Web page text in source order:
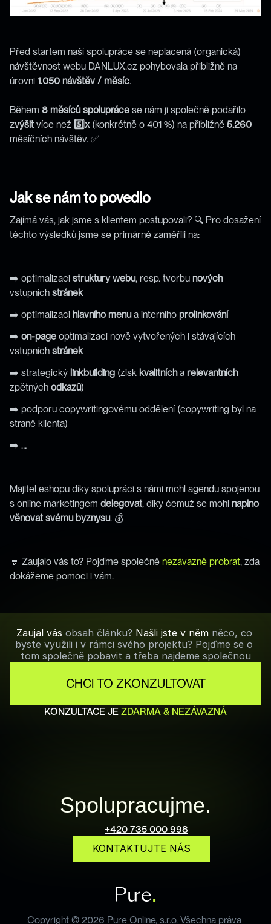
Před startem naší spolupráce se neplacená (organická)
návštěvnost webu DANLUX.cz pohybovala přibližně na
úrovni 1.050 návštěv / měsíc.
Během 8 měsíců spolupráce
zvýšit více než 5️⃣x (konkrétně o 401 %) na přibližně 5.260
měsíčních návštěv. ✅
Jak se nám to povedlo
Zajímá vás, jak jsme s klientem postupovali? 🔍 Pro dosažení
těchto výsledků jsme se primárně zaměřili na:
➡️ optimalizaci struktury webu, resp. tvorbu nových
vstupních stránek
➡️ optimalizaci hlavního menu a interního prolinkování
➡️ on-page optimalizaci nově vytvořených i stávajících
vstupních stránek
➡️ strategický linkbuilding (zisk kvalitních a relevantních
zpětných odkazů)
➡️ podporu copywritingovému oddělení (copywriting byl na
straně klienta)
➡️ …
Majitel eshopu díky spolupráci s námi mohl agendu spojenou
s online marketingem delegovat, díky čemuž se mohl naplno
věnovat svému byznysu. 💰
💬 Zaujalo vás to? Pojďme společně nezávazně probrat, zda
dokážeme pomoci i vám.
Zaujal vás obsah článku? Našli jste v něm něco, co
byste využili i v rámci svého projektu? Pojďme se o
tom společně pobavit a třeba najdeme společnou
CHCI TO ZKONZULTOVAT
KONZULTACE JE ZDARMA & NEZÁVAZNÁ
Spolupracujme.
KONTAKTUJTE NÁS
+420 735 000 998
info@pureonline.cz
Copyright © 2026 Pure Online, s.r.o. Všechna práva